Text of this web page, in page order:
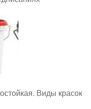
Виды красок